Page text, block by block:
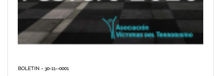
BOLETIN - 30-11--0001